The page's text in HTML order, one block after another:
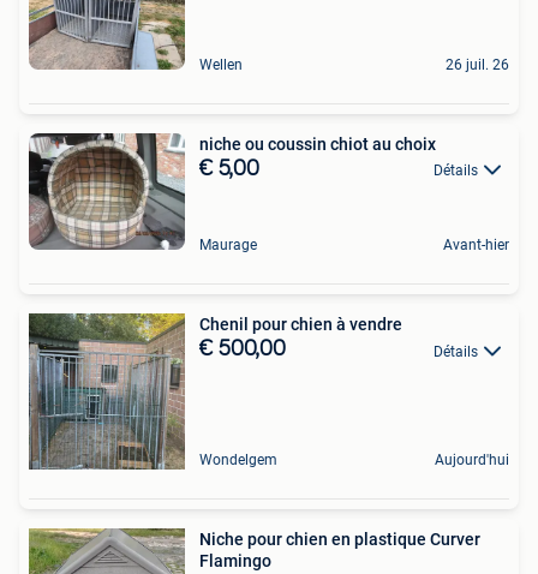
Wellen 26 juil. 26
niche ou coussin chiot au choix
€ 5,00 Détails
Maurage Avant-hier
Chenil pour chien à vendre
€ 500,00 Détails
Wondelgem Aujourd'hui
Niche pour chien en plastique Curver
Flamingo